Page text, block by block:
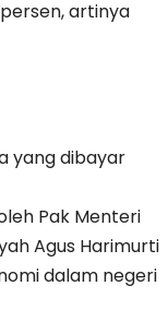
artinya
yang dibayar
Pak Menteri
Agus Harimurti
dalam negeri